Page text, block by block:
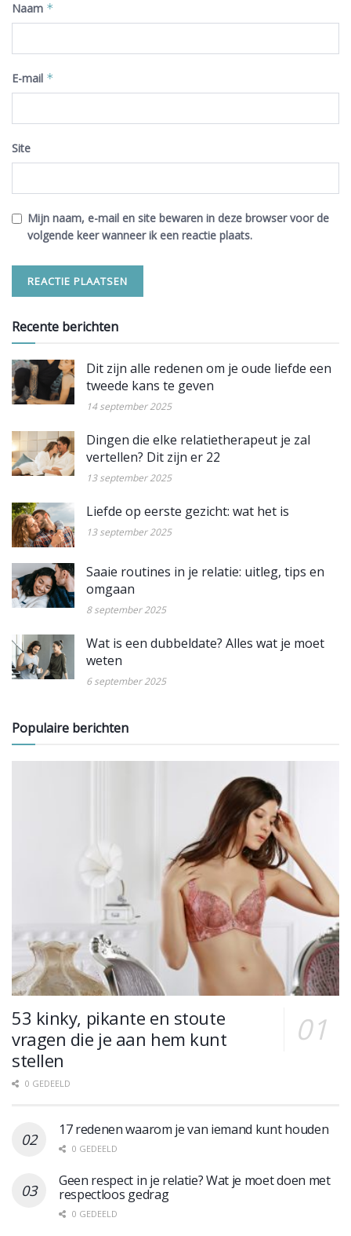
Naam *
E-mail *
Site
Mijn naam, e-mail en site bewaren in deze browser voor de
volgende keer wanneer ik een reactie plaats.
Recente berichten
Dit zijn alle redenen om je oude liefde een
tweede kans te geven
14 september 2025
Dingen die elke relatietherapeut je zal
vertellen? Dit zijn er 22
13 september 2025
Liefde op eerste gezicht: wat het is
13 september 2025
Saaie routines in je relatie: uitleg, tips en
omgaan
8 september 2025
Wat is een dubbeldate? Alles wat je moet
weten
6 september 2025
Populaire berichten
53 kinky, pikante en stoute
vragen die je aan hem kunt
stellen
0 GEDEELD
17 redenen waarom je van iemand kunt houden
0 GEDEELD
Geen respect in je relatie? Wat je moet doen met
respectloos gedrag
0 GEDEELD